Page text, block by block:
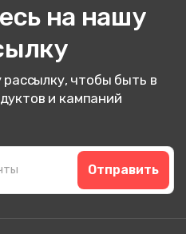
на нашу
чтобы быть в
и кампаний
Отправить